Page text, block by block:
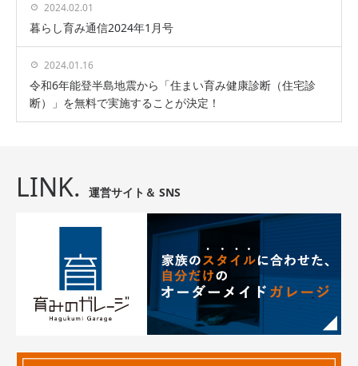
2024.02.01
暮らし育み通信2024年1月号
2024.01.16
令和6年能登半島地震から「住まい育み健康診断（住宅診
断）」を無料で実施することが決定！
LINK. 運営サイト＆ SNS